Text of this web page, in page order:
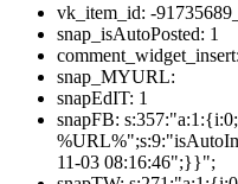
vk_item_id: -
snap_isAutoPosted: 1
comment_widget_insert:
snap_MYURL:
snapEdIT: 1
snapFB:
11-03 08:16:46";}}";